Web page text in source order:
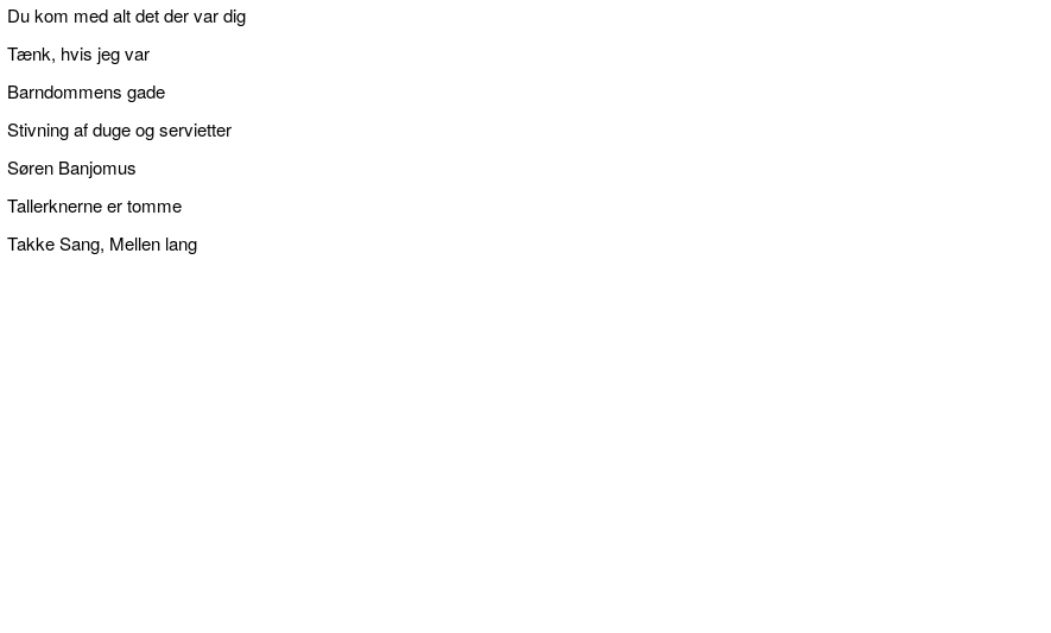
Du kom med alt det der var dig
Tænk, hvis jeg var
Barndommens gade
Stivning af duge og servietter
Søren Banjomus
Tallerknerne er tomme
Takke Sang, Mellen lang